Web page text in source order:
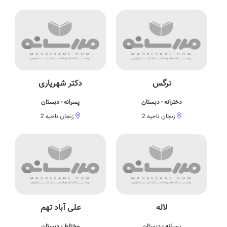
نرگس
دخترانه - دبستان
زنجان ناحیه 2
دکتر شهریاری
پسرانه - دبستان
زنجان ناحیه 2
لاله علی آباد تهم